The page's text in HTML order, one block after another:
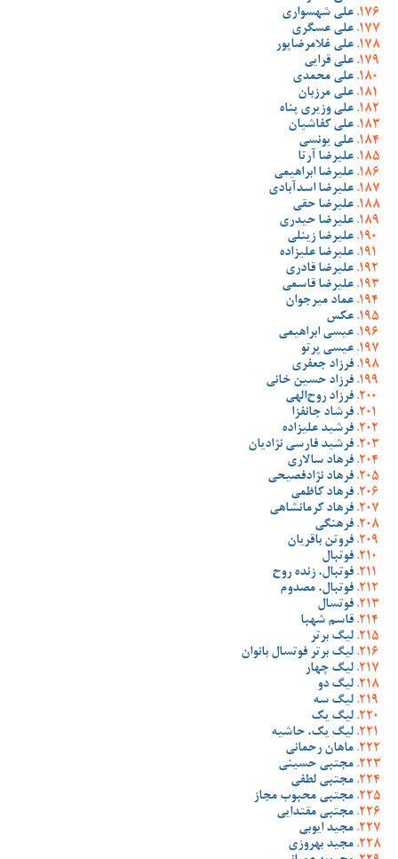
علی شهسواری
علی عسگری
علی غلامرضاپور
علی قرایی
علی محمدی
علی مرزبان
علی وزیری پناه
علی کفاشیان
علی یونسی
علیرضا آرتا
علیرضا ابراهیمی
علیرضا اسدآبادی
علیرضا حقی
علیرضا حیدری
علیرضا زینلی
علیرضا علیزاده
علیرضا قادری
علیرضا قاسمی
عماد میرجوان
عکس
عیسی ابراهیمی
عیسی پرتو
فرزاد جعفری
فرزاد حسین خانی
فرزاد روح‌الهی
فرشاد جانفزا
فرشید علیزاده
فرشید فارسی نژادیان
فرهاد سالاری
فرهاد نژادفصیحی
فرهاد کاظمی
فرهاد کرمانشاهی
فرهنگی
فروتن باقریان
فوتبال
فوتبال، زنده روح
فوتبال، مصدوم
فوتسال
قاسم شهبا
لیگ برتر
لیگ برتر فوتسال بانوان
لیگ چهار
لیگ دو
لیگ سه
لیگ یک
لیگ یک، حاشیه
ماهان رحمانی
مجتبی حسینی
مجتبی لطفی
مجتبی محبوب مجاز
مجتبی مقتدایی
مجید ایوبی
مجید بهروزی